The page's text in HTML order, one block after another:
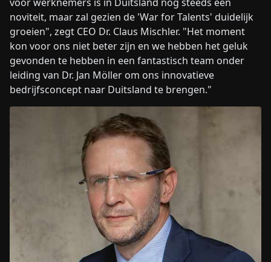
noviteit, maar zal gezien de 'War for Talents' duidelijk
groeien", zegt CEO Dr. Claus Mischler. "Het moment
kon voor ons niet beter zijn en we hebben het geluk
gevonden te hebben in een fantastisch team onder
leiding van Dr. Jan Möller om ons innovatieve
bedrijfsconcept naar Duitsland te brengen."